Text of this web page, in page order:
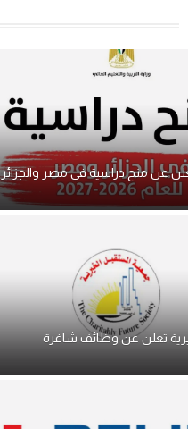
تعلن عن منح دراسية في مصر والجزائر
تعلن عن وظائف شاغرة